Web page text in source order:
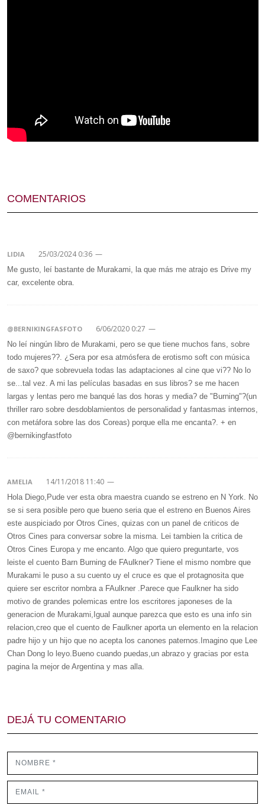
COMENTARIOS
LIDIA 25/03/2024 0:36 —
Me gusto, leí bastante de Murakami, la que más me atrajo es Drive my
car, excelente obra.
@BERNIKINGFASFOTO 6/06/2020 0:27 —
No leí ningún libro de Murakami, pero se que tiene muchos fans, sobre
todo mujeres??. ¿Sera por esa atmósfera de erotismo soft con música
de saxo? que sobrevuela todas las adaptaciones al cine que vi?? No lo
se...tal vez. A mi las películas basadas en sus libros? se me hacen
largas y lentas pero me banqué las dos horas y media? de "Burning"?(un
thriller raro sobre desdoblamientos de personalidad y fantasmas internos,
con metáfora sobre las dos Coreas) porque ella me encanta?. + en
@bernikingfastfoto
AMELIA 14/11/2018 11:40 —
Hola Diego,Pude ver esta obra maestra cuando se estreno en N York. No
se si sera posible pero que bueno seria que el estreno en Buenos Aires
este auspiciado por Otros Cines, quizas con un panel de criticos de
Otros Cines para conversar sobre la misma. Lei tambien la critica de
Otros Cines Europa y me encanto. Algo que quiero preguntarte, vos
leiste el cuento Barn Burning de FAulkner? Tiene el mismo nombre que
Murakami le puso a su cuento uy el cruce es que el protagnosita que
quiere ser escritor nombra a FAulkner .Parece que Faulkner ha sido
motivo de grandes polemicas entre los escritores japoneses de la
generacion de Murakami,Igual aunque parezca que esto es una info sin
relacion,creo que el cuento de Faulkner aporta un elemento en la relacion
padre hijo y un hijo que no acepta los canones paternos.Imagino que Lee
Chan Dong lo leyo.Bueno cuando puedas,un abrazo y gracias por esta
pagina la mejor de Argentina y mas alla.
DEJÁ TU COMENTARIO